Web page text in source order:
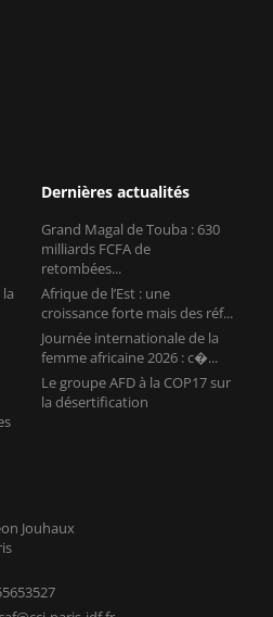
croissance forte mais des réf...
femme africaine 2026 : c�...
Le groupe AFD à la COP17 sur
Jouhaux
paris-idf.fr
Mentions légales